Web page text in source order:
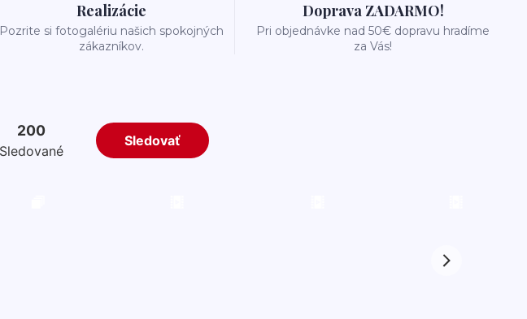
Realizácie
Pozrite si fotogalériu našich spokojných
zákazníkov.
Doprava ZADARMO!
Pri objednávke nad 50€ dopravu hradíme
za Vás!